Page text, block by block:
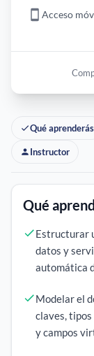
Qué aprenderás
Instructor
Qué
Estructurar
datos y
automática
Modelar el
claves, tipos
y campos
Acceso